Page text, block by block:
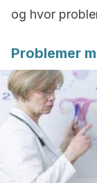
og hvor
Problemer